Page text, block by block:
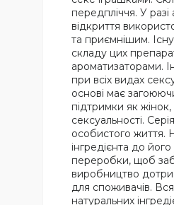
передпліччя. У
відкриття
та приємнішим.
складу цих
ароматизаторами.
при всіх видах
основі має
підтримки як
сексуальності.
особистого життя.
інгредієнта до
переробки, щоб
виробництво
для споживачів.
натуральних